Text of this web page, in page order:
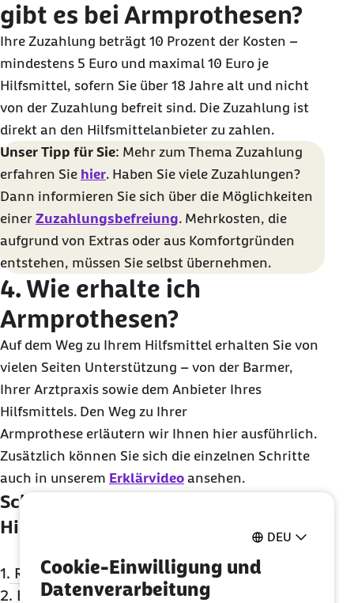
DEU
Cookie-Einwilligung und
Datenverarbeitung
gibt es bei Armprothesen?
Ihre Zuzahlung beträgt 10 Prozent der Kosten –
mindestens 5 Euro und maximal 10 Euro je
Hilfsmittel, sofern Sie über 18 Jahre alt und nicht
von der Zuzahlung befreit sind. Die Zuzahlung ist
direkt an den Hilfsmittelanbieter zu zahlen.
Unser Tipp für Sie: Mehr zum Thema Zuzahlung
erfahren Sie hier. Haben Sie viele Zuzahlungen?
Dann informieren Sie sich über die Möglichkeiten
einer Zuzahlungsbefreiung. Mehrkosten, die
aufgrund von Extras oder aus Komfortgründen
entstehen, müssen Sie selbst übernehmen.
4. Wie erhalte ich
Armprothesen?
Auf dem Weg zu Ihrem Hilfsmittel erhalten Sie von
vielen Seiten Unterstützung – von der Barmer,
Ihrer Arztpraxis sowie dem Anbieter Ihres
Hilfsmittels. Den Weg zu Ihrer
Armprothese erläutern wir Ihnen hier ausführlich.
Zusätzlich können Sie sich die einzelnen Schritte
auch in unserem Erklärvideo ansehen.
Schritt für Schritt zum gewünschten
Hilfsmittel
1. Rezept vom Arzt einholen
In der Regel werden Sie von Ihrem Arzt ausführlich
2. Beratung durch den Hilfsmittelanbieter